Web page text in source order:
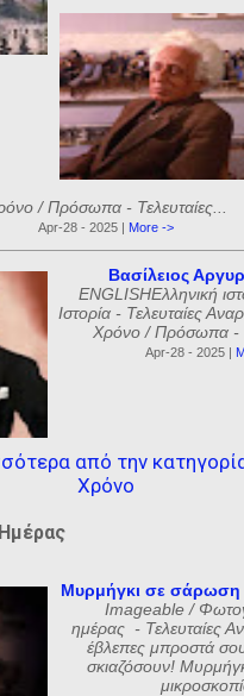
/ Πρόσωπα - Τελευταίες...
Apr-28 - 2025 | More ->
Βασίλειος
ENGLISHΕλληνική
Ιστορία - Τελευταίες
Χρόνο / Πρόσωπα -
Apr-28 - 2025 |
από την
Χρόνο
Μυρμήγκι σε σάρωση
Imageable /
ημέρας - Τελευταίες
έβλεπες μπροστά
σκιαζόσουν!